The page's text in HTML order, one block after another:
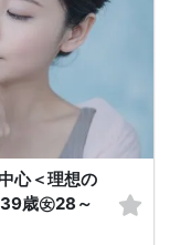
心＜理想の
歳㊛28～